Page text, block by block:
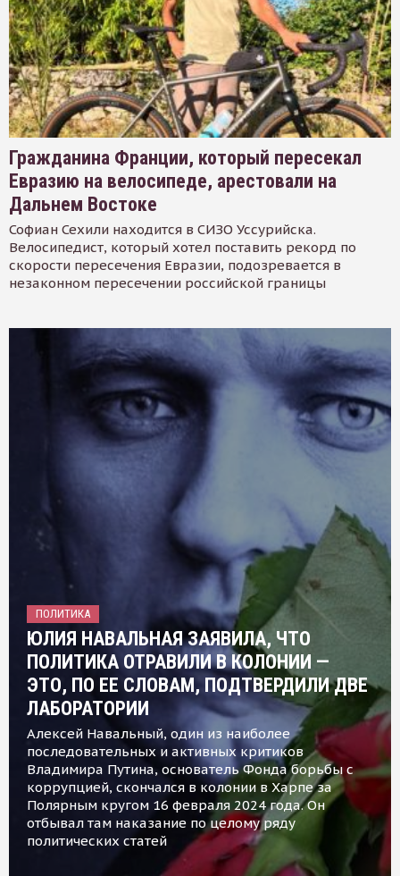
Гражданина Франции, который пересекал
Евразию на велосипеде, арестовали на
Дальнем Востоке
Софиан Сехили находится в СИЗО Уссурийска.
Велосипедист, который хотел поставить рекорд по
скорости пересечения Евразии, подозревается в
незаконном пересечении российской границы
ПОЛИТИКА
ЮЛИЯ НАВАЛЬНАЯ ЗАЯВИЛА, ЧТО
ПОЛИТИКА ОТРАВИЛИ В КОЛОНИИ —
ЭТО, ПО ЕЕ СЛОВАМ, ПОДТВЕРДИЛИ ДВЕ
ЛАБОРАТОРИИ
Алексей Навальный, один из наиболее
последовательных и активных критиков
Владимира Путина, основатель Фонда борьбы с
коррупцией, скончался в колонии в Харпе за
Полярным кругом 16 февраля 2024 года. Он
отбывал там наказание по целому ряду
политических статей